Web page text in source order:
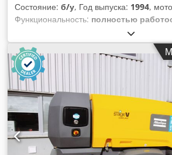
Состояние: б/у, Год выпуска: 1994,
Функциональность: полностью
Copco XAS 55 строительный компрессор
компрессор – год выпуска 1994 –
Коммерческая продажа передвижного
компрессора Atlas Copco в комплекте!
надёжный и прочный винтовой
производителя Atlas Copco, модель XAS
эксплуатировалось в автопарке Fischer
установлено на удобном одноосном
дышлом и полностью готово к
строительной площадке. Dcsdpfezbu